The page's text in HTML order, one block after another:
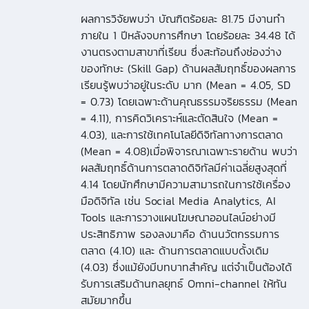
ผลการวิจัยพบว่า บัณฑิตร้อยละ 81.75 มีงานทำ
ภายใน 1 ปีหลังจบการศึกษา โดยร้อยละ 34.48 ได้
งานตรงตามสาขาที่เรียน ซึ่งสะท้อนถึงช่องว่าง
ของทักษะ (Skill Gap) ด้านผลสัมฤทธิ์ของผลการ
เรียนรู้พบว่าอยู่ในระดับ มาก (Mean = 4.05, SD
= 0.73) โดยเฉพาะด้านคุณธรรมจริยธรรม (Mean
= 4.11), การคิดวิเคราะห์และตัดสินใจ (Mean =
4.03), และการใช้เทคโนโลยีดิจิทัลทางการตลาด
(Mean = 4.08)เมื่อพิจารณาเฉพาะรายด้าน พบว่า
ผลสัมฤทธิ์ด้านการตลาดดิจิทัลมีค่าเฉลี่ยสูงสุดที่
4.14 โดยนักศึกษามีความสามารถในการใช้เครื่อง
มือดิจิทัล เช่น Social Media Analytics, AI
Tools และการวางแผนโฆษณาออนไลน์อย่างมี
ประสิทธิภาพ รองลงมาคือ ด้านนวัตกรรมการ
ตลาด (4.10) และ ด้านการตลาดแบบดั้งเดิม
(4.03) ซึ่งแม้ยังมีบทบาทสำคัญ แต่จำเป็นต้องได้
รับการเสริมด้านกลยุทธ์ Omni-channel ให้ทัน
สมัยมากขึ้น